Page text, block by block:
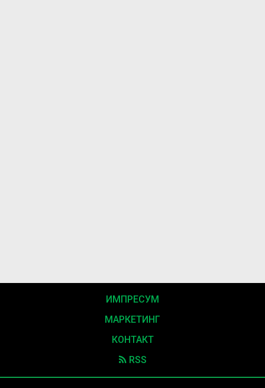
ИМПРЕСУМ
МАРКЕТИНГ
КОНТАКТ
RSS